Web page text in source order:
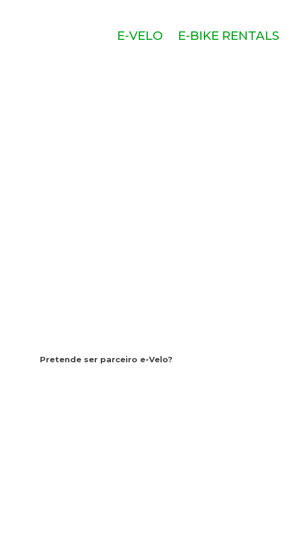
E-VELO E-BIKE RENTALS
Pretende ser parceiro e-Velo?